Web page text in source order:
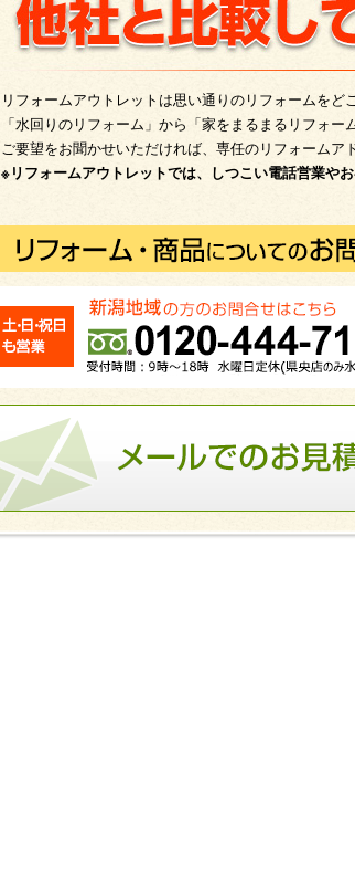
リフォームアウトレットは思い通りのリフォームをど
「水回りのリフォーム」から「家をまるまるリフォー
ご要望をお聞かせいただければ、専任のリフォームア
※リフォームアウトレットでは、しつこい電話営業や